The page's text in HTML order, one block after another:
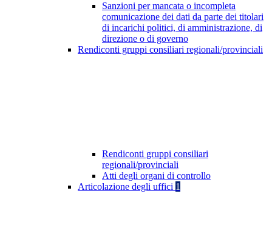
Sanzioni per mancata o incompleta
comunicazione dei dati da parte dei titolari
di incarichi politici, di amministrazione, di
direzione o di governo
Rendiconti gruppi consiliari regionali/provinciali
Rendiconti gruppi consiliari
regionali/provinciali
Atti degli organi di controllo
Articolazione degli uffici 1